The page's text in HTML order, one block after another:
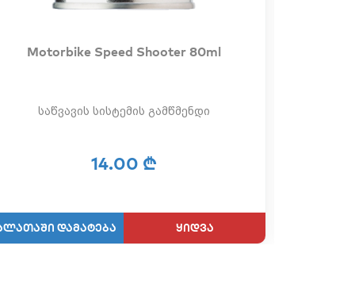
Motorbike Speed Shooter 80ml
საწვავის სისტემის გამწმენდი
14.00 ₾
ყიდვა